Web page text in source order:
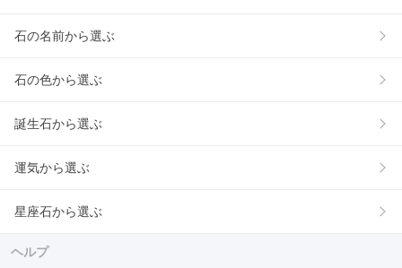
石の名前から選ぶ
石の色から選ぶ
誕生石から選ぶ
運気から選ぶ
星座石から選ぶ
ヘルプ